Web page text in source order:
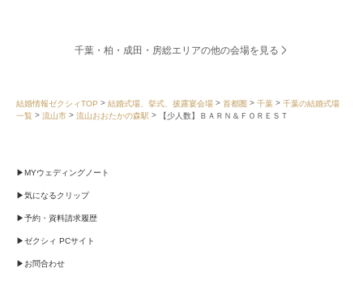
千葉・柏・成田・房総エリアの他の会場を見る
結婚情報ゼクシィTOP 結婚式場、挙式、披露宴会場 首都圏 千葉
千葉の結婚式場
一覧
流山市 流山おおたかの森駅 【少人数】ＢＡＲＮ＆ＦＯＲＥＳＴ
MYウェディングノート
気になるクリップ
予約・資料請求履歴
ゼクシィ PCサイト
お問合わせ